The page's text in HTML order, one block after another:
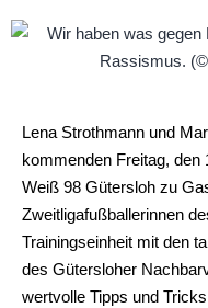
Lena Strothmann und
kommenden Freitag,
Weiß 98 Gütersloh zu
Zweitligafußballerinnen
Trainingseinheit mit den
des Gütersloher
wertvolle Tipps und